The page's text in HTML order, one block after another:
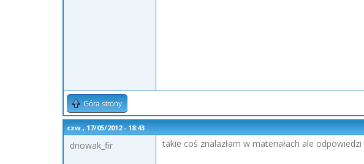
Góra strony
czw., 17/05/2012 - 18:43
dnowak_fir
takie coś znalazłam w materiałach ale